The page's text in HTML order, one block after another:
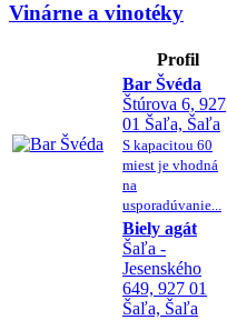
Vinárne a vinotéky
Profil
Bar Švéda
Štúrova 6, 927
01 Šaľa, Šaľa
S kapacitou 60
miest je vhodná
na
usporadúvanie...
Biely agát
Šaľa -
Jesenského
649, 927 01
Šaľa, Šaľa